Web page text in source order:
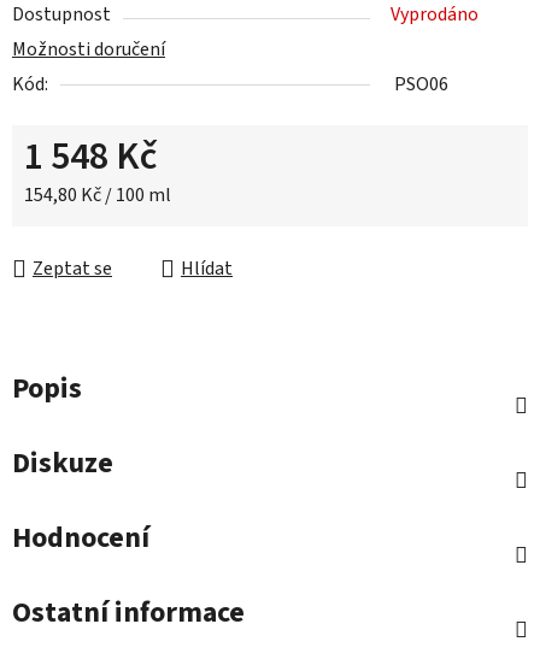
Dostupnost
Vyprodáno
Možnosti doručení
Kód:
PSO06
1 548 Kč
Měrná cena:
154,80 Kč / 100 ml
Zeptat se Hlídat
Popis
Diskuze
Hodnocení
Ostatní informace